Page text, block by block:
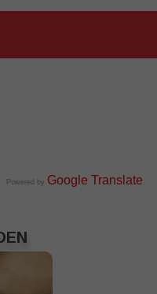
Powered by Google Translate .